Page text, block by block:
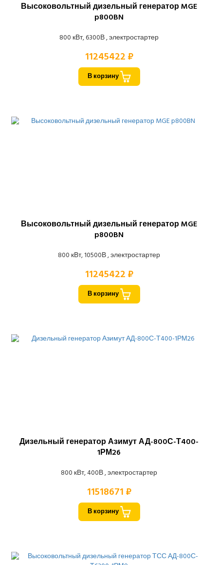
Высоковольтный дизельный генератор MGE
p800BN
800 кВт, 6300В , электростартер
11245422 ₽
В корзину
Высоковольтный дизельный генератор MGE
p800BN
800 кВт, 10500В , электростартер
11245422 ₽
В корзину
Дизельный генератор Азимут АД-800С-Т400-
1РМ26
800 кВт, 400В , электростартер
11518671 ₽
В корзину